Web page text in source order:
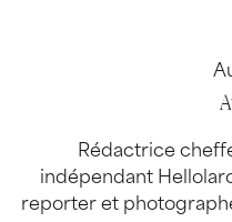
Rédactrice
indépendant
reporter et